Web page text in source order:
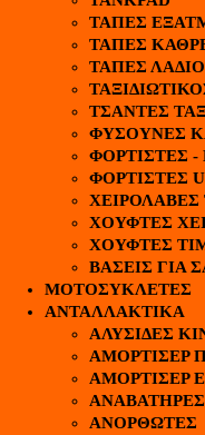
ΤΑΠΕΣ
ΤΑΠΕΣ
ΤΑΠΕΣ
ΤΣΑΝΤΕΣ
ΦΥΣΟΥΝΕΣ
ΦΟΡΤΙΣΤΕΣ
ΦΟΡΤΙΣΤΕΣ
ΧΟΥΦΤΕΣ
ΧΟΥΦΤΕΣ
ΒΑΣΕΙΣ ΓΙΑ
ΜΟΤΟΣΥΚΛΕΤΕΣ
ΑΝΤΑΛΛΑΚΤΙΚΑ
ΑΛΥΣΙΔΕΣ
ΑΜΟΡΤΙΣΕΡ
ΑΜΟΡΤΙΣΕΡ
ΑΝΟΡΘΩΤΕΣ